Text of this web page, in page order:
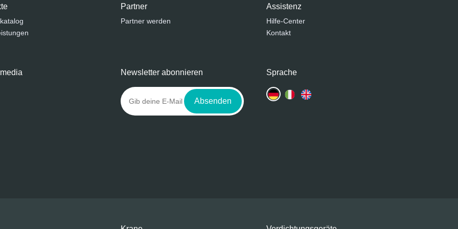
Partner
Partner werden
Assistenz
Hilfe-Center
Kontakt
Newsletter abonnieren
Absenden
Sprache